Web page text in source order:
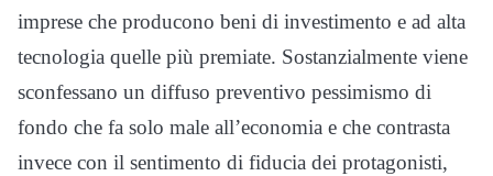
imprese che producono beni di investimento e ad alta
tecnologia quelle più premiate. Sostanzialmente viene
sconfessano un diffuso preventivo pessimismo di
fondo che fa solo male all’economia e che contrasta
invece con il sentimento di fiducia dei protagonisti,